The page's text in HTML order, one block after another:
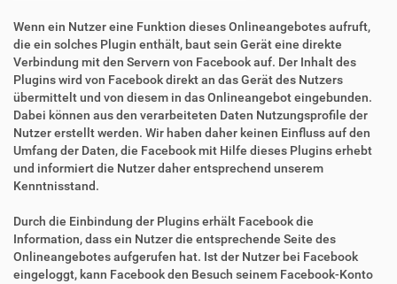
Wenn ein Nutzer eine Funktion dieses Onlineangebotes aufruft,
die ein solches Plugin enthält, baut sein Gerät eine direkte
Verbindung mit den Servern von Facebook auf. Der Inhalt des
Plugins wird von Facebook direkt an das Gerät des Nutzers
übermittelt und von diesem in das Onlineangebot eingebunden.
Dabei können aus den verarbeiteten Daten Nutzungsprofile der
Nutzer erstellt werden. Wir haben daher keinen Einfluss auf den
Umfang der Daten, die Facebook mit Hilfe dieses Plugins erhebt
und informiert die Nutzer daher entsprechend unserem
Kenntnisstand.
Durch die Einbindung der Plugins erhält Facebook die
Information, dass ein Nutzer die entsprechende Seite des
Onlineangebotes aufgerufen hat. Ist der Nutzer bei Facebook
eingeloggt, kann Facebook den Besuch seinem Facebook-Konto